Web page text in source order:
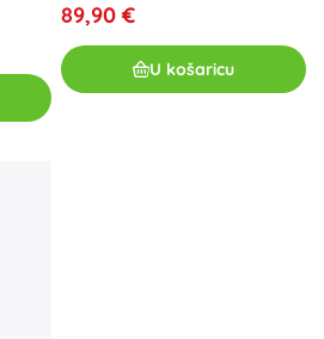
89,90 €
U košaricu